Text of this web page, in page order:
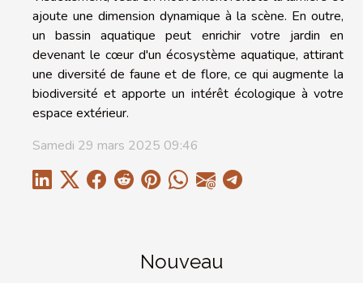
Nouveau
ajoute une dimension dynamique à la scène. En outre,
un bassin aquatique peut enrichir votre jardin en
devenant le cœur d'un écosystème aquatique, attirant
une diversité de faune et de flore, ce qui augmente la
biodiversité et apporte un intérêt écologique à votre
espace extérieur.
Samedi 29 mars 2025 09:46